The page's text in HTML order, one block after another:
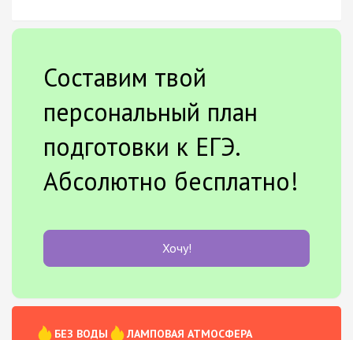
Составим твой
персональный план
подготовки к ЕГЭ.
Абсолютно бесплатно!
Хочу!
БЕЗ ВОДЫ ЛАМПОВАЯ АТМОСФЕРА